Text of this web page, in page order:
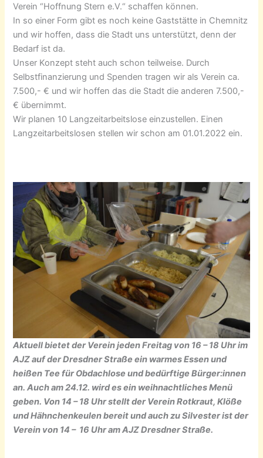
Verein “Hoffnung Stern e.V.“ schaffen können.
In so einer Form gibt es noch keine Gaststätte in Chemnitz
und wir hoffen, dass die Stadt uns unterstützt, denn der
Bedarf ist da.
Unser Konzept steht auch schon teilweise. Durch
Selbstfinanzierung und Spenden tragen wir als Verein ca.
7.500,- € und wir hoffen das die Stadt die anderen 7.500,-
€ übernimmt.
Wir planen 10 Langzeitarbeitslose einzustellen. Einen
Langzeitarbeitslosen stellen wir schon am 01.01.2022 ein.
Aktuell bietet der Verein jeden Freitag von 16 – 18 Uhr im
AJZ auf der Dresdner Straße ein warmes Essen und
heißen Tee für Obdachlose und bedürftige Bürger:innen
an. Auch am 24.12. wird es ein weihnachtliches Menü
geben. Von 14 – 18 Uhr stellt der Verein Rotkraut, Klöße
und Hähnchenkeulen bereit und auch zu Silvester ist der
Verein von 14 – 16 Uhr am AJZ Dresdner Straße.